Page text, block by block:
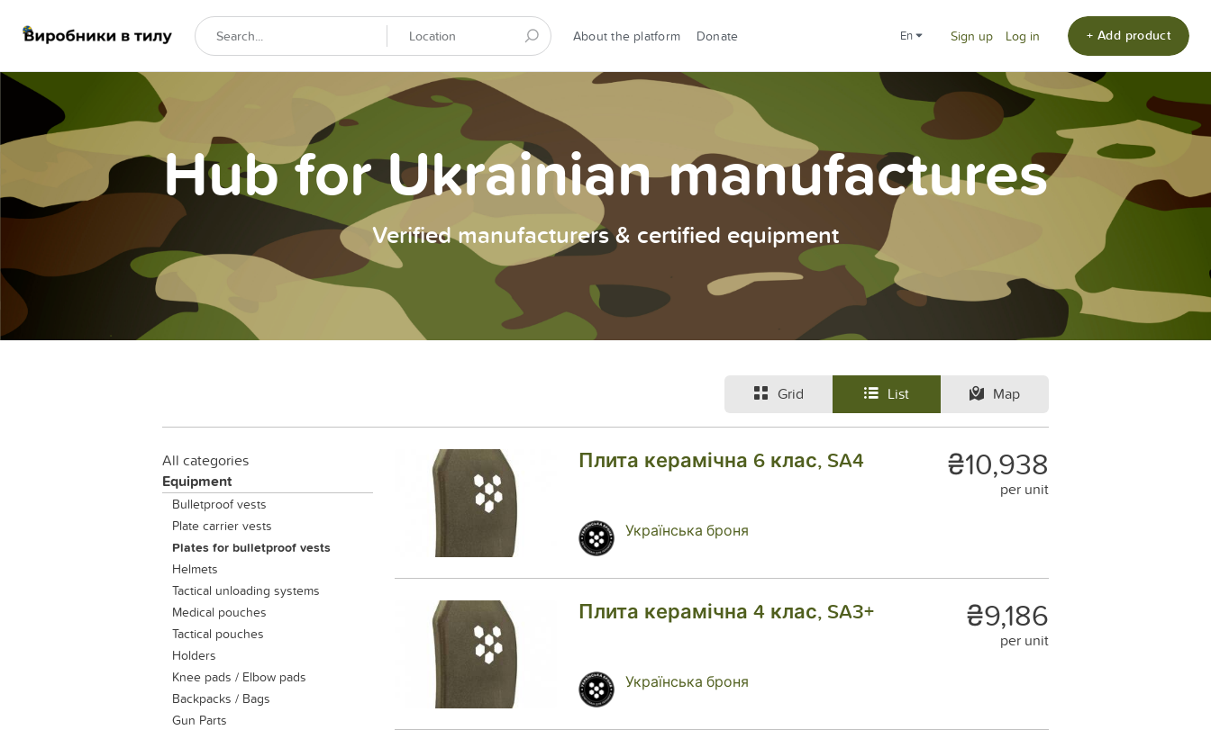
About the platform Donate en Sign up Log in + Add product
Hub for Ukrainian manufactures
Verified manufacturers & certified equipment
Grid List Map
All categories
Equipment
Bulletproof vests
Plate carrier vests
Plates for bulletproof vests
Helmets
Tactical unloading systems
Medical pouches
Tactical pouches
Holders
Knee pads / Elbow pads
Backpacks / Bags
Gun Parts
₴10,938
per unit
Плита керамічна 6 клас, SA4
Українська броня
₴9,186
per unit
Плита керамічна 4 клас, SA3+
Українська броня